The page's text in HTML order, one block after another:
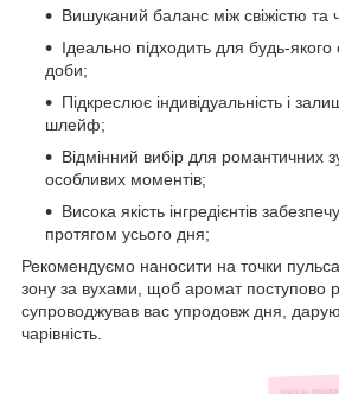
Вишуканий баланс між свіжістю та
Ідеально підходить для будь-якого
доби;
Підкреслює індивідуальність і
шлейф;
Відмінний вибір для романтичних
особливих моментів;
Висока якість інгредієнтів
протягом усього дня;
Рекомендуємо наносити на точки
зону за вухами, щоб аромат поступово
супроводжував вас упродовж дня,
чарівність.